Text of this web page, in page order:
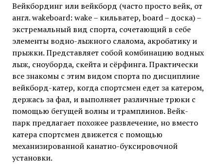
Вейкбординг или вейкборд (часто просто вейк, от
англ. wakeboard: wake – кильватер, board – доска) –
экстремальный вид спорта, сочетающий в себе
элементы водно-лыжного слалома, акробатику и
прыжки. Представляет собой комбинацию водных
лыж, сноуборда, скейта и сёрфинга. Практически
все знакомы с этим видом спорта по дисциплине
вейкборд-катер, когда спортсмен едет за катером,
держась за фал, и выполняет различные трюки с
помощью бегущей волны и трамплинов. Вейк-
парк предлагает похожее развлечение, но вместо
катера спортсмен движется с помощью
механизированной канатно-буксировочной
установки.